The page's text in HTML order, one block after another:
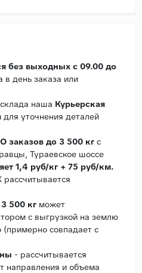
без выходных с 09.00 до
в день заказа или
наша Курьерская
для уточнения деталей
заказов до 3 500 кг с
Тураевское шоссе
1,4 руб/кг + 75 руб/км.
500 кг может
с выгрузкой на землю
(примерно совпадает с
- рассчитывается
направления и объема